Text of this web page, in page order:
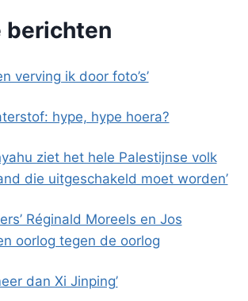
berichten
verving ik door foto’s’
hype, hype hoera?
ziet het hele Palestijnse volk
die uitgeschakeld moet worden’
Réginald Moreels en Jos
oorlog tegen de oorlog
dan Xi Jinping’